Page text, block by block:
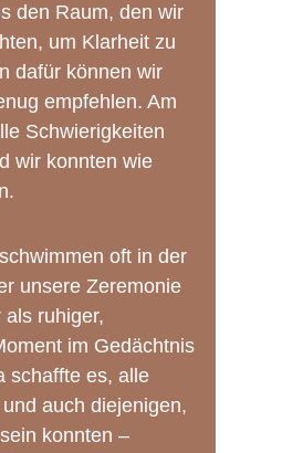
den Raum, den wir
um Klarheit zu
dafür können wir
empfehlen. Am
Schwierigkeiten
wir konnten wie
oft in der
unsere Zeremonie
ruhiger,
im Gedächtnis
schaffte es, alle
auch diejenigen,
konnten –